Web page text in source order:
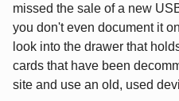
missed the sale of a new
you don't even document it
look into the drawer that
cards that have been
site and use an old, used